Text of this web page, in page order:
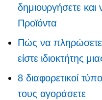
δημιουργήσετε
Προϊόντα
Πώς να πληρώσετε
είστε ιδιοκτήτης
8 διαφορετικοί
τους αγοράσετε